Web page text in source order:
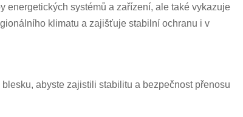
energetických systémů a zařízení, ale také vykazuje
klimatu a zajišťuje stabilní ochranu i v
abyste zajistili stabilitu a bezpečnost přenosu